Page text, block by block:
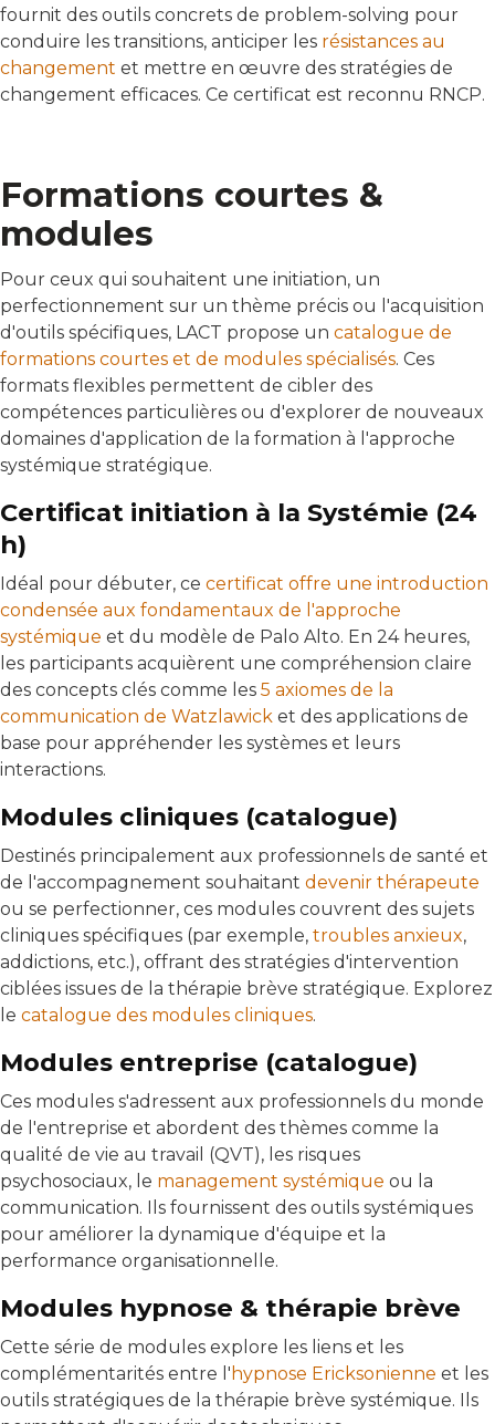
fournit des outils concrets de problem-solving pour
conduire les transitions, anticiper les résistances au
changement et mettre en œuvre des stratégies de
changement efficaces. Ce certificat est reconnu RNCP.
Formations courtes &
modules
Pour ceux qui souhaitent une initiation, un
perfectionnement sur un thème précis ou l'acquisition
d'outils spécifiques, LACT propose un catalogue de
formations courtes et de modules spécialisés. Ces
formats flexibles permettent de cibler des
compétences particulières ou d'explorer de nouveaux
domaines d'application de la formation à l'approche
systémique stratégique.
Certificat initiation à la Systémie (24
h)
Idéal pour débuter, ce certificat offre une introduction
condensée aux fondamentaux de l'approche
systémique et du modèle de Palo Alto. En 24 heures,
les participants acquièrent une compréhension claire
des concepts clés comme les 5 axiomes de la
communication de Watzlawick et des applications de
base pour appréhender les systèmes et leurs
interactions.
Modules cliniques (catalogue)
Destinés principalement aux professionnels de santé et
de l'accompagnement souhaitant devenir thérapeute
ou se perfectionner, ces modules couvrent des sujets
cliniques spécifiques (par exemple, troubles anxieux,
addictions, etc.), offrant des stratégies d'intervention
ciblées issues de la thérapie brève stratégique. Explorez
le catalogue des modules cliniques.
Modules entreprise (catalogue)
Ces modules s'adressent aux professionnels du monde
de l'entreprise et abordent des thèmes comme la
qualité de vie au travail (QVT), les risques
psychosociaux, le management systémique ou la
communication. Ils fournissent des outils systémiques
pour améliorer la dynamique d'équipe et la
performance organisationnelle.
Modules hypnose & thérapie brève
Cette série de modules explore les liens et les
complémentarités entre l' hypnose Ericksonienne et les
outils stratégiques de la thérapie brève systémique. Ils